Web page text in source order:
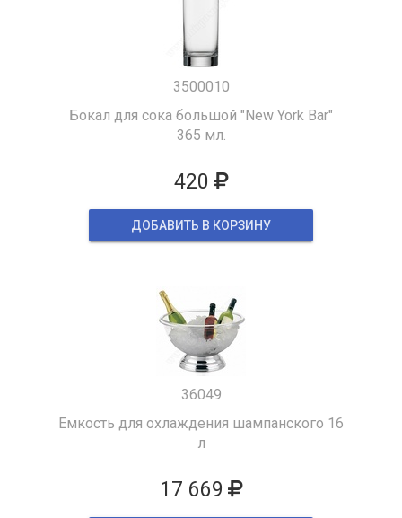
3500010
Бокал для сока большой "New York Bar"
365 мл.
420
ДОБАВИТЬ В КОРЗИНУ
36049
Емкость для охлаждения шампанского 16
л
17 669